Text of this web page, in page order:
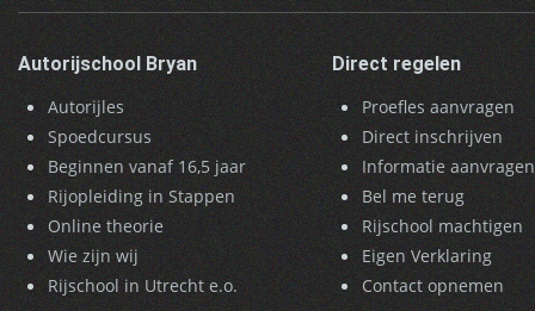
Autorijschool Bryan
Autorijles
Spoedcursus
Beginnen vanaf 16,5 jaar
Rijopleiding in Stappen
Online theorie
Wie zijn wij
Rijschool in Utrecht e.o.
Direct regelen
Proefles aanvragen
Direct inschrijven
Informatie aanvragen
Bel me terug
Rijschool machtigen
Eigen Verklaring
Contact opnemen